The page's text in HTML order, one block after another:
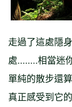
走過了這處隱
處........相當迷
單純的散步還
真正感受到它